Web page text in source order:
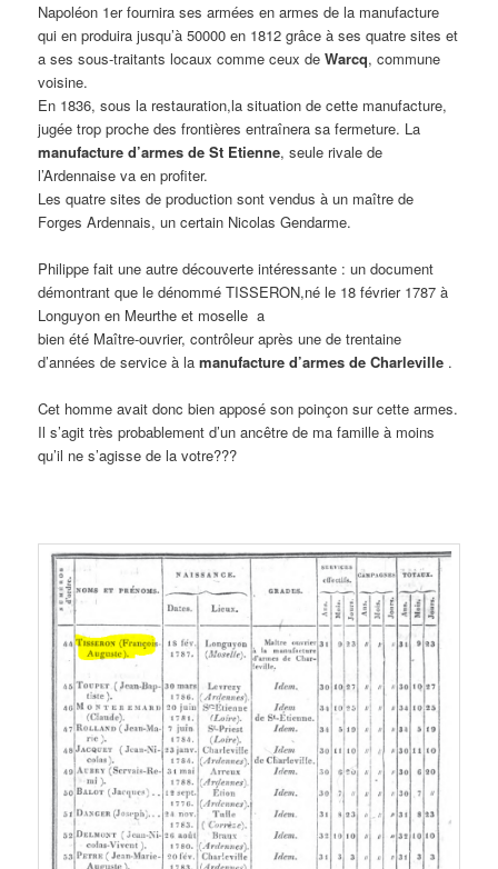
Napoléon 1er fournira ses armées en armes de la manufacture
qui en produira jusqu’à 50000 en 1812 grâce à ses quatre sites et
a ses sous-traitants locaux comme ceux deWarcq, commune
voisine.
En 1836, sous la restauration,la situation de cette manufacture,
jugée trop proche des frontières entraînera sa fermeture. La
manufacture d’armes de St Etienne, seule rivale de
l’Ardennaise va en profiter.
Les quatre sites de production sont vendus à un maître de
Forges Ardennais, un certain Nicolas Gendarme.
Philippe fait une autre découverte intéressante : un document
démontrant que le dénommé TISSERON,né le 18 février 1787 à
Longuyon en Meurthe et moselle a
bien été Maître-ouvrier, contrôleur après une de trentaine
d’années de service à lamanufacture d’armes de Charleville .
Cet homme avait donc bien apposé son poinçon sur cette armes.
Il s’agit très probablement d’un ancêtre de ma famille à moins
qu’il ne s’agisse de la votre???